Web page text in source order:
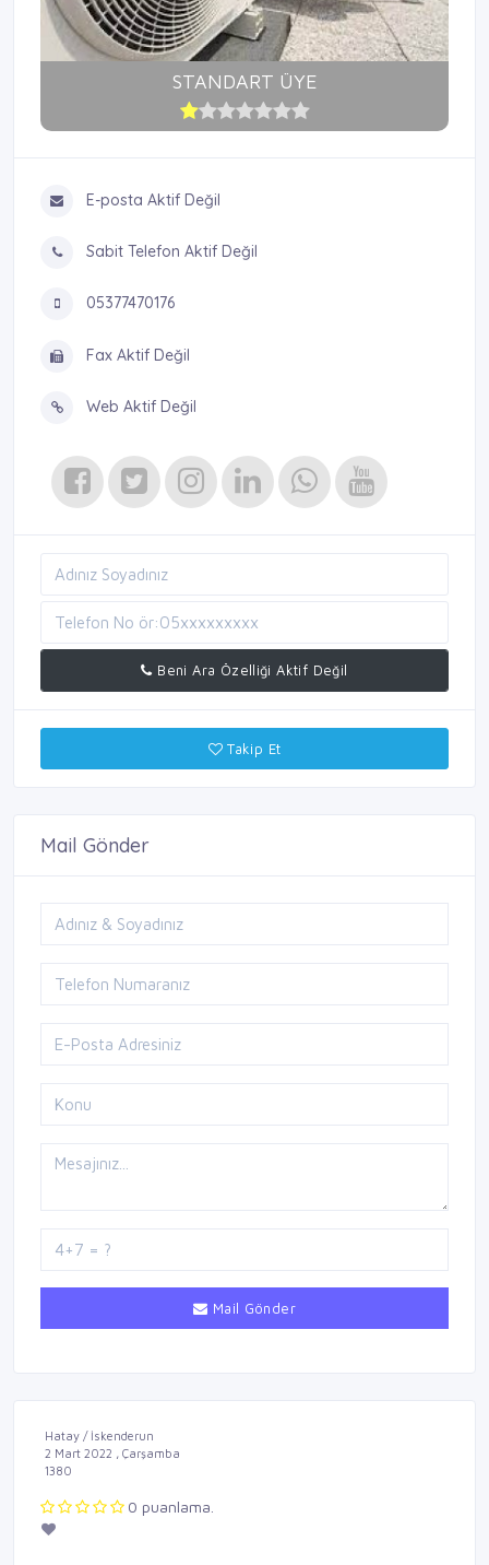
STANDART ÜYE
E-posta Aktif Değil
Sabit Telefon Aktif Değil
05377470176
Fax Aktif Değil
Web Aktif Değil
Beni Ara Özelliği Aktif Değil
Takip Et
Mail Gönder
Mail Gönder
Hatay / İskenderun
2 Mart 2022 , Çarşamba
1380
0 puanlama.